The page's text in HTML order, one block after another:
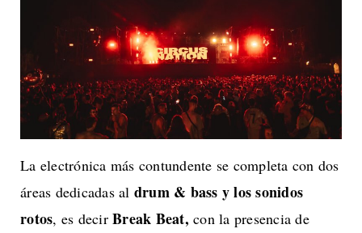
La electrónica más contundente se completa con dos
áreas dedicadas al drum & bass y los sonidos
rotos, es decir Break Beat, con la presencia de